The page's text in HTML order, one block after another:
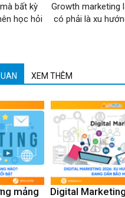
bất kỳ
học hỏi
Growth marketing
có phải là xu
XEM THÊM
mảng
Digital